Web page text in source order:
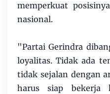
memperkuat
nasional.
"Partai Gerindra
loyalitas. Tidak ada
tidak sejalan dengan
harus siap bekerja